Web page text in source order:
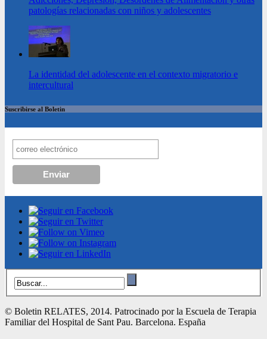
patologías relacionadas con niños y adolescentes
La identidad del adolescente en el contexto migratorio e
intercultural
Suscribirse al Boletin
© Boletin RELATES, 2014. Patrocinado por la Escuela de Terapia
Familiar del Hospital de Sant Pau. Barcelona. España